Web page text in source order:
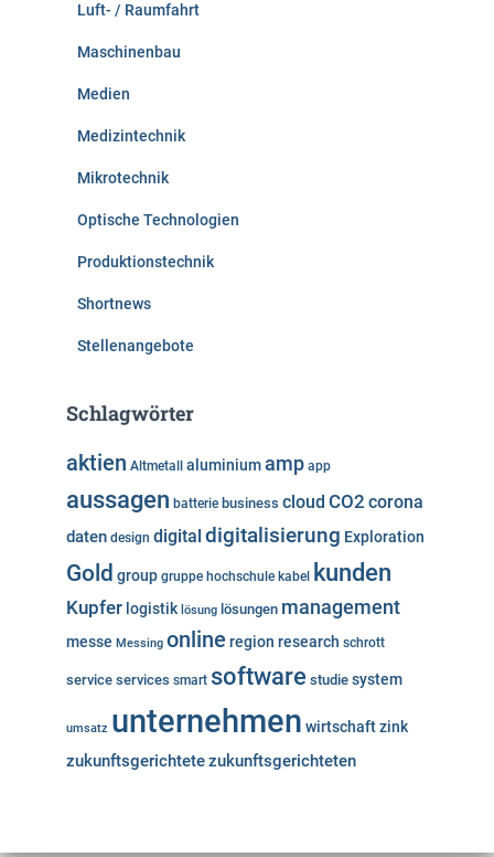
Luft- / Raumfahrt
Maschinenbau
Medien
Medizintechnik
Mikrotechnik
Optische Technologien
Produktionstechnik
Shortnews
Stellenangebote
Schlagwörter
aktien Altmetall aluminiumamp app
aussagen batterie business cloud CO2 corona
daten design digital digitalisierung Exploration
Gold group gruppe hochschule kabel kunden
Kupfer logistik lösung lösungen management
messe Messing online region research schrott
service services smart software studie system
umsatz unternehmen wirtschaftzink
zukunftsgerichtetezukunftsgerichteten